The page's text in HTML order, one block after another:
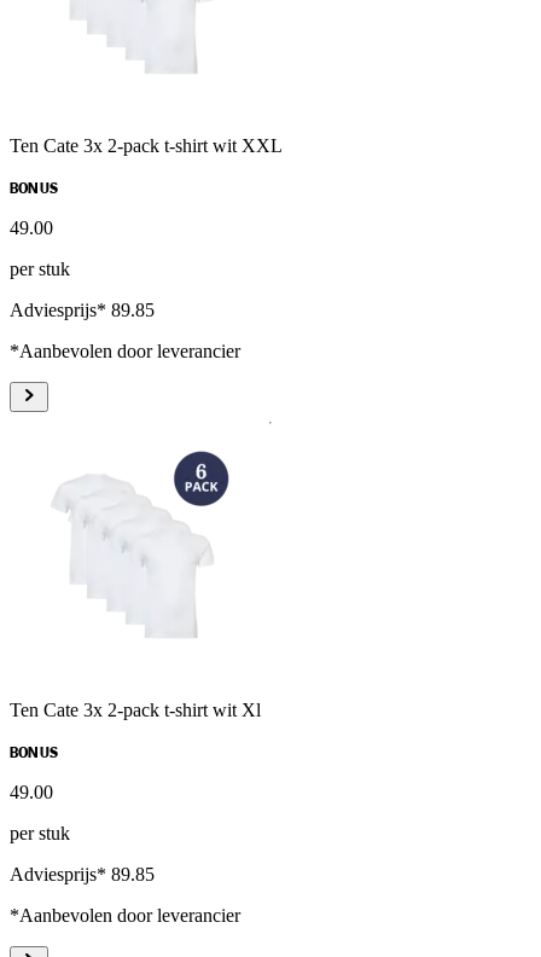
Ten Cate 3x 2-pack t-shirt wit XXL
BONUS
49.00
per stuk
Adviesprijs* 89.85
*Aanbevolen door leverancier
Ten Cate 3x 2-pack t-shirt wit Xl
BONUS
49.00
per stuk
Adviesprijs* 89.85
*Aanbevolen door leverancier